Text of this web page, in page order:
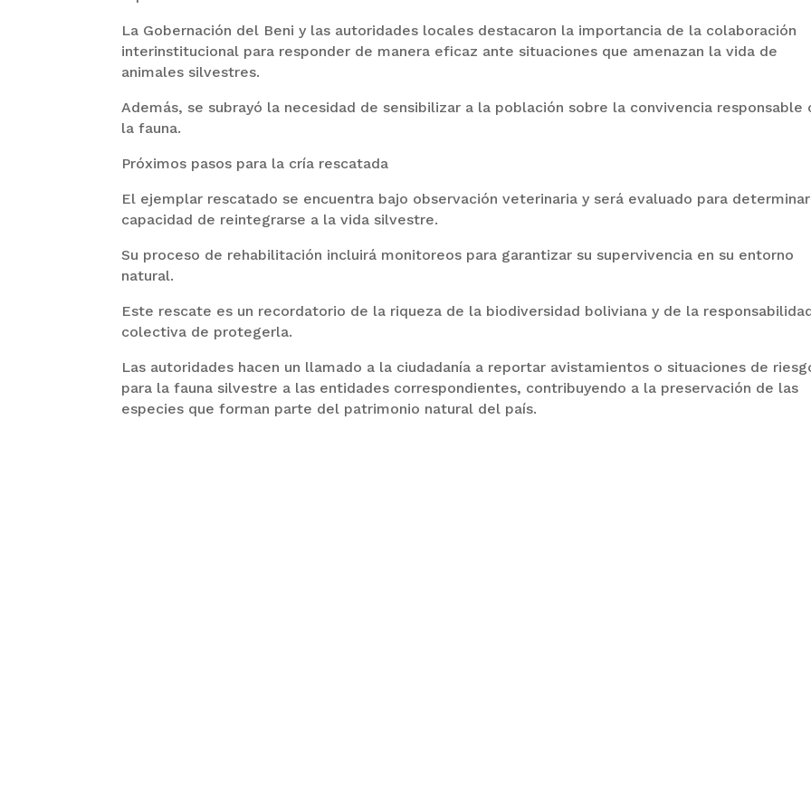
La Gobernación del Beni y las autoridades locales destacaron la importancia de la colaboración
interinstitucional para responder de manera eficaz ante situaciones que amenazan la vida de
animales silvestres.
Además, se subrayó la necesidad de sensibilizar a la población sobre la convivencia responsable
la fauna.
Próximos pasos para la cría rescatada
El ejemplar rescatado se encuentra bajo observación veterinaria y será evaluado para
capacidad de reintegrarse a la vida silvestre.
Su proceso de rehabilitación incluirá monitoreos para garantizar su supervivencia en su entorno
natural.
Este rescate es un recordatorio de la riqueza de la biodiversidad boliviana y de la
colectiva de protegerla.
Las autoridades hacen un llamado a la ciudadanía a reportar avistamientos o situaciones de
para la fauna silvestre a las entidades correspondientes, contribuyendo a la preservación de las
especies que forman parte del patrimonio natural del país.